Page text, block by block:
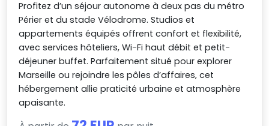
Profitez d’un séjour autonome à deux pas du métro
Périer et du stade Vélodrome. Studios et
appartements équipés offrent confort et flexibilité,
avec services hôteliers, Wi-Fi haut débit et petit-
déjeuner buffet. Parfaitement situé pour explorer
Marseille ou rejoindre les pôles d’affaires, cet
hébergement allie praticité urbaine et atmosphère
apaisante.